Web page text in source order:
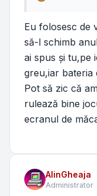
Eu folosesc de
să-l schimb
ai spus și tu,pe
greu,iar bateria
Pot să zic că
rulează bine
ecranul de
AlinGheaja
Administrator